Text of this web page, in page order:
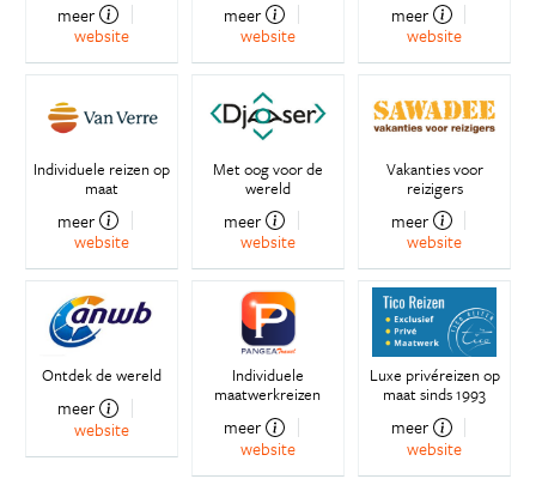
meer
website
meer
website
meer
website
Individuele reizen op
maat
meer
website
Met oog voor de
wereld
meer
website
Vakanties voor
reizigers
meer
website
Ontdek de wereld
meer
website
Individuele
maatwerkreizen
meer
website
Luxe privéreizen op
maat sinds 1993
meer
website